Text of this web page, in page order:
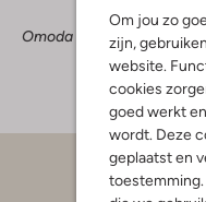
Om jou zo
zijn,
website.
cookies
goed werkt
wordt. Deze
geplaatst en
toestemming.
Omoda — The fashion